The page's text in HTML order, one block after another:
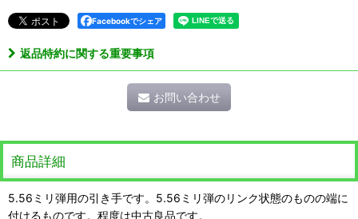
Facebookでシェア
返品特約に関する重要事項
お問い合わせ
商品詳細
5.56ミリ弾用の引き手です。5.56ミリ弾のリンク状態のものの端に
付けるものです。程度は中古良品です。